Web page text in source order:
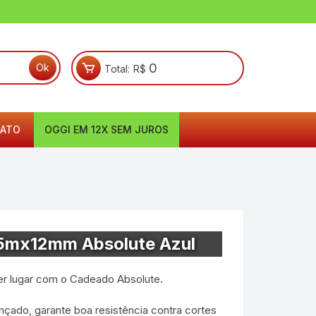
Total: R$ 0
OGGI EM 12X SEM JUROS
Absolute Azul
lugar com o Cadeado Absolute.
garante boa resistência contra cortes